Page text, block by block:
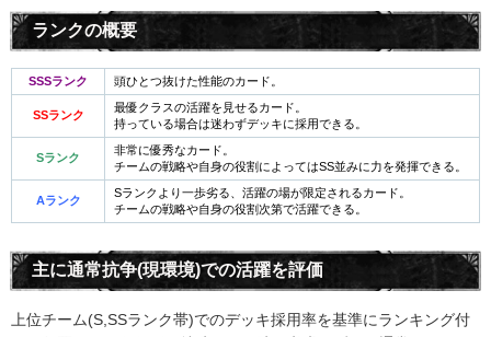
ランクの概要
SSSランク 頭ひとつ抜けた性能のカード。
SSランク
最優クラスの活躍を見せるカード。
持っている場合は迷わずデッキに採用できる。
Sランク
非常に優秀なカード。
チームの戦略や自身の役割によってはSS並みに力を発揮できる。
Aランク
Sランクより一歩劣る、活躍の場が限定されるカード。
チームの戦略や自身の役割次第で活躍できる。
主に通常抗争(現環境)での活躍を評価
上位チーム(S,SSランク帯)でのデッキ採用率を基準にランキング付